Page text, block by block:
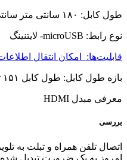
طول کابل: ۱۸۰ سانتی متر سانتی متر
نوع رابط: microUSB- لایتنینگ
قابلیت‌ها: امکان انتقال
بازه طول کابل: طول کابل ۱۵۱ تا ۳۰۰ سانتی متر
معرفی مبدل HDMI
بررسی
اتصال تلفن همراه و تبلت به
امروز به یک ضرورت تبدیل شده